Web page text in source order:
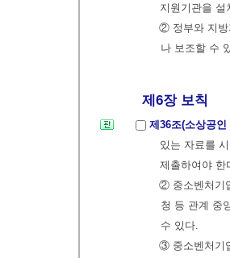
지원기관을 설
② 정부와 지방
나 보조할 수
제6장 보칙
제36조(소상공
있는 자료를
제출하여야 한
② 중소벤처기
청 등 관계 중
수 있다.
③ 중소벤처기